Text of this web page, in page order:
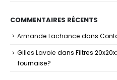
COMMENTAIRES RÉCENTS
Armande Lachance dans
Gilles Lavoie dans Filtres
fournaise?